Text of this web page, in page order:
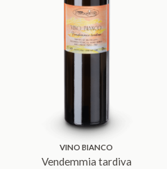
VINO BIANCO
Vendemmia tardiva